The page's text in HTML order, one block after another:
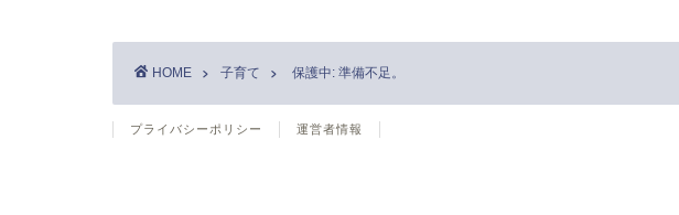
HOME 子育て 保護中: 準備不足。
プライバシーポリシー 運営者情報